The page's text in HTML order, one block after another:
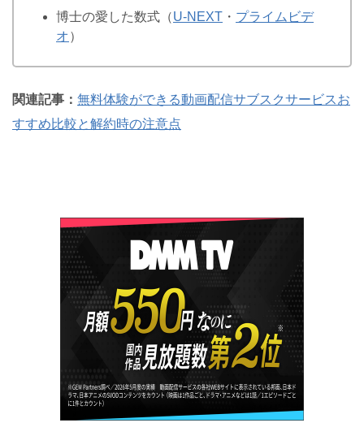
博士の愛した数式（U-NEXT ・ プライムビデ
オ）
関連記事： 無料体験ができる動画配信サブスクサービスお
すすめ比較と解約時の注意点